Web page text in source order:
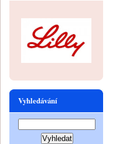
Vyhledávání